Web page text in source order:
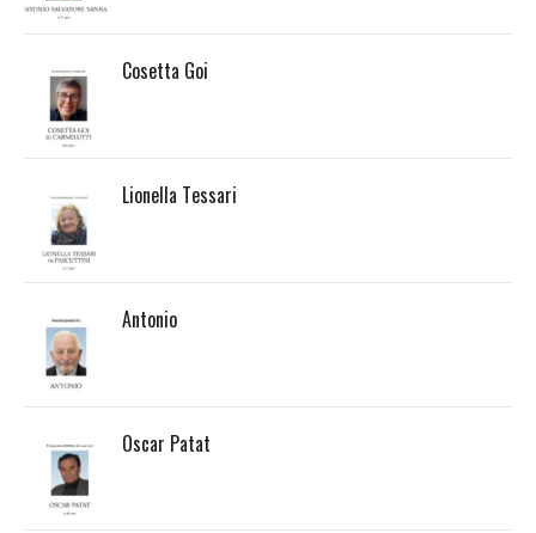
Cosetta Goi
Lionella Tessari
Antonio
Oscar Patat